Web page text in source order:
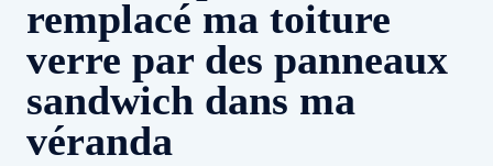
remplacé ma toiture
verre par des panneaux
sandwich dans ma
véranda